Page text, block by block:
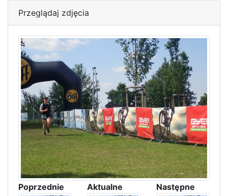
Przeglądaj zdjęcia
Poprzednie Aktualne Następne